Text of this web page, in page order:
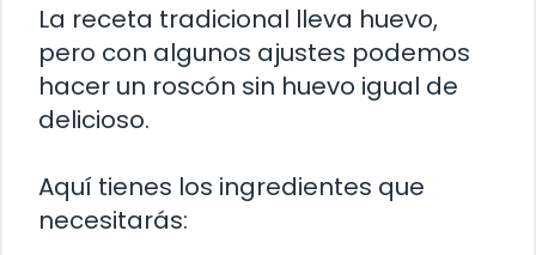
La receta tradicional lleva huevo,
pero con algunos ajustes podemos
hacer un roscón sin huevo igual de
delicioso.
Aquí tienes los ingredientes que
necesitarás: